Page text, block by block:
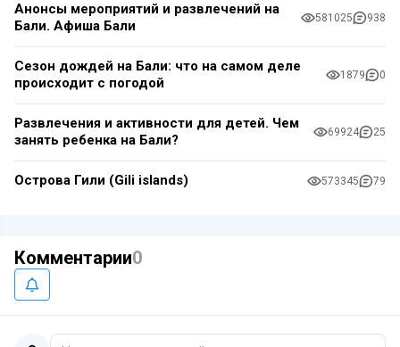
Анонсы мероприятий и развлечений на
Бали. Афиша Бали
581025 938
Сезон дождей на Бали: что на самом деле
происходит с погодой
1879 0
Развлечения и активности для детей. Чем
занять ребенка на Бали?
69924 25
Острова Гили (Gili islands) 573345 79
Комментарии0